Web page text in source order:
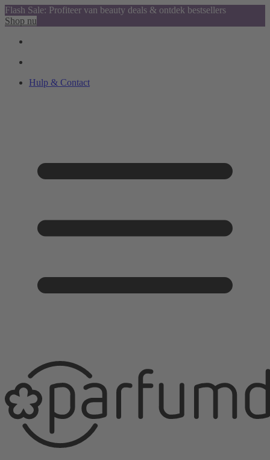
Flash Sale: Profiteer van beauty deals & ontdek bestsellers
Shop nu
Hulp & Contact